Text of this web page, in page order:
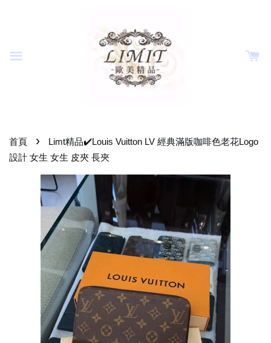
首頁 ›
Limt精品✔️Louis Vuitton LV 經典滿版咖啡色老花Logo
設計 女生 女生 皮夾 長夾